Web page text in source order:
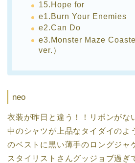
15.Hope for
e1.Burn Your Enemies
e2.Can Do
e3.Monster Maze
ver.）
neo
衣装が昨日と違う！！リボンがな
中のシャツが上品なタイダイのよ
のベストに黒い薄手のロングジャ
スタイリストさんグッジョブ過ぎ